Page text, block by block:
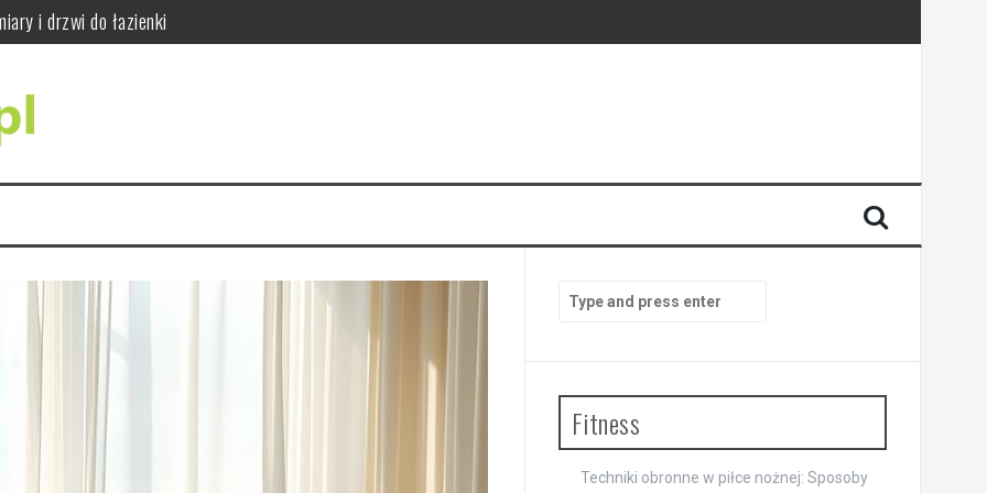
wskazówki
wykonuje i jak wygląda badanie RTG zębów
w praktyce
Search
for:
Fitness
Techniki obronne w piłce nożnej: Sposoby